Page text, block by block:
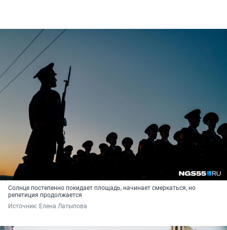
Солнце постепенно покидает площадь, начинает смеркаться, но
репетиция продолжается
Источник: Елена Латыпова